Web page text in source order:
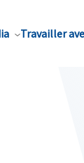
Travailler